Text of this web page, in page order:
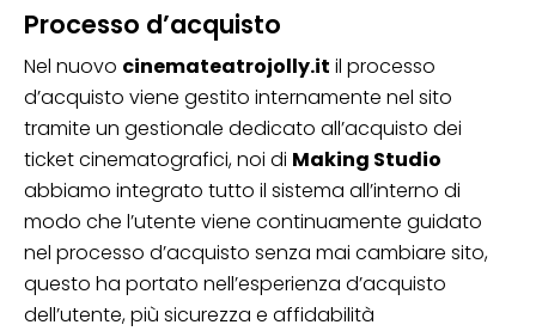
Processo d’acquisto
Nel nuovo cinemateatrojolly.it il processo
d’acquisto viene gestito internamente nel sito
tramite un gestionale dedicato all’acquisto dei
ticket cinematografici, noi di Making Studio
abbiamo integrato tutto il sistema all’interno di
modo che l’utente viene continuamente guidato
nel processo d’acquisto senza mai cambiare sito,
questo ha portato nell’esperienza d’acquisto
dell’utente, più sicurezza e affidabilità